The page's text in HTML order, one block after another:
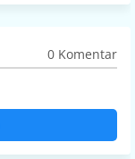
0 Komentar